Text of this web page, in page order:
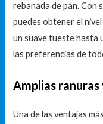
rebanada de pan. Con
puedes obtener el
un suave tueste hasta
las preferencias de
Amplias
Una de las ventajas